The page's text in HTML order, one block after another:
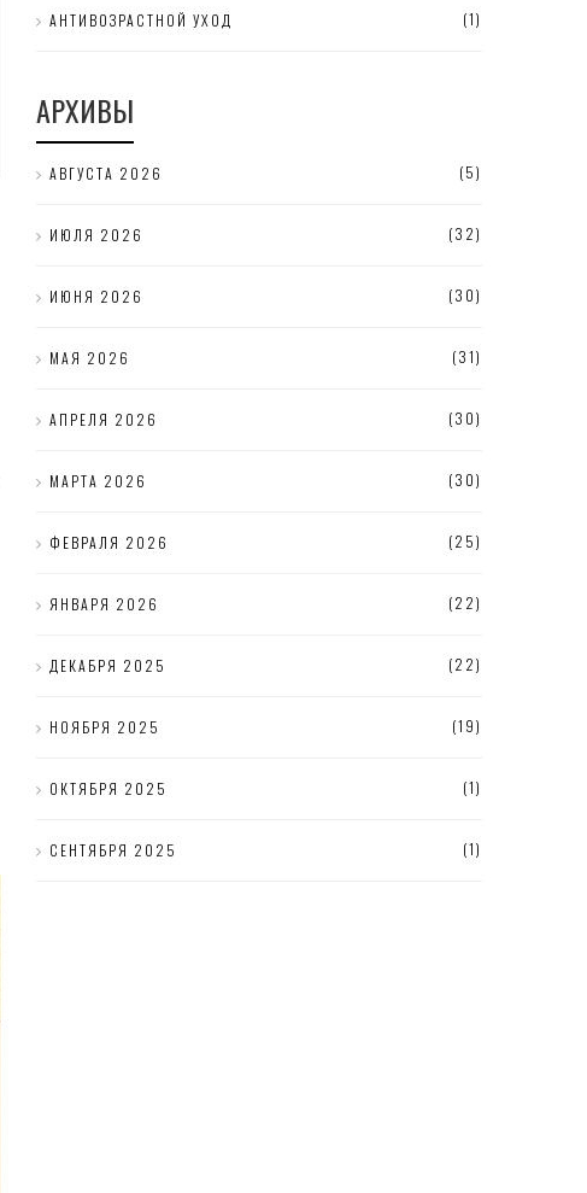
АНТИВОЗРАСТНОЙ УХОД (1)
АРХИВЫ
АВГУСТА 2026 (5)
ИЮЛЯ 2026 (32)
ИЮНЯ 2026 (30)
МАЯ 2026 (31)
АПРЕЛЯ 2026 (30)
МАРТА 2026 (30)
ФЕВРАЛЯ 2026 (25)
ЯНВАРЯ 2026 (22)
ДЕКАБРЯ 2025 (22)
НОЯБРЯ 2025 (19)
ОКТЯБРЯ 2025 (1)
СЕНТЯБРЯ 2025 (1)